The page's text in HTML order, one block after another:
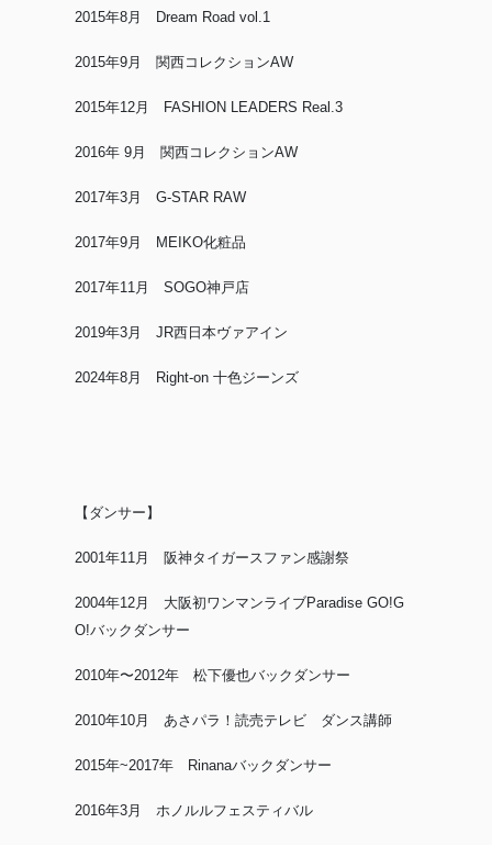
2015年8月 Dream Road vol.1
2015年9月 関西コレクションAW
2015年12月 FASHION LEADERS Real.3
2016年 9月 関西コレクションAW
2017年3月 G-STAR RAW
2017年9月 MEIKO化粧品
2017年11月 SOGO神戸店
2019年3月 JR西日本ヴァアイン
2024年8月 Right-on 十色ジーンズ
【ダンサー】
2001年11月 阪神タイガースファン感謝祭
2004年12月 大阪初ワンマンライブParadise GO!G
O!バックダンサー
2010年〜2012年 松下優也バックダンサー
2010年10月 あさパラ！読売テレビ ダンス講師
2015年~2017年 Rinanaバックダンサー
2016年3月 ホノルルフェスティバル